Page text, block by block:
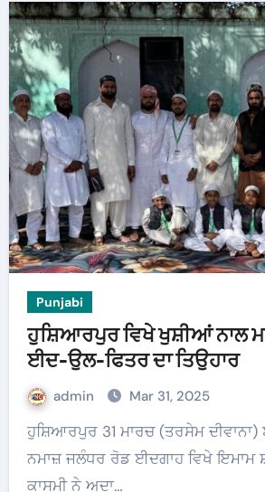
Punjabi
ਹੁਸ਼ਿਆਰਪੁਰ ਵਿਖੇ ਖੁਸ਼ੀਆਂ ਨਾਲ
ਈਦ-ਉਲ-ਫਿਤਰ ਦਾ ਤਿਉਹਾਰ
admin Mar 31, 2025
ਹੁਸ਼ਿਆਰਪੁਰ 31 ਮਾਰਚ (ਤਰਸੇਮ ਦੀਵਾਨਾ) ਈਦ-ਉਲ-ਫਿਤਰ ਦੀ
ਨਮਾਜ਼ ਜਲੰਧਰ ਰੋਡ ਈਦਗਾਹ ਵਿਖੇ ਇਮਾਮ
ਕਾਸਮੀ ਨੇ ਅਦਾ…